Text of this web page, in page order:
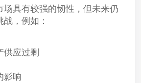
场具有较强的韧性，但未来仍
，例如：
供应过剩
影响